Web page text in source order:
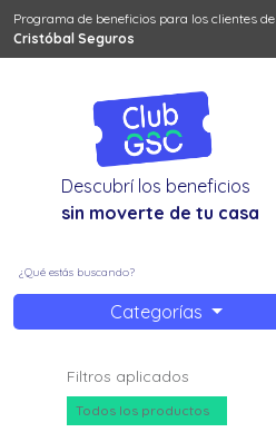
Programa de beneficios para los clientes de
Cristóbal Seguros
Descubrí los beneficios
sin moverte de tu casa
Categorías
Filtros aplicados
Todos los productos